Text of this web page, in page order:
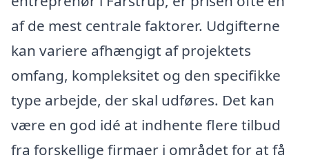
af de mest centrale faktorer. Udgifterne
kan variere afhængigt af projektets
omfang, kompleksitet og den specifikke
type arbejde, der skal udføres. Det kan
være en god idé at indhente flere tilbud
fra forskellige firmaer i området for at få